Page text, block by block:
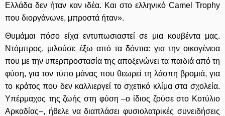
Ελλάδα δεν ήταν καν ιδέα. Και στο ελληνικό Camel Trophy
που διοργάνωνε, μπροστά ήταν».
Θυμάμαι πόσο είχα εντυπωσιαστεί σε μια κουβέντα μας.
Ντόμπρος, μιλούσε έξω από τα δόντια: για την οικογένεια
που με την υπερπροστασία της αποξενώνει τα παιδιά από τη
φύση, για τον τύπο μάνας που θεωρεί τη λάσπη βρομιά, για
το κράτος που δεν καλλιεργεί το σχετικό κλίμα στα σχολεία.
Υπέρμαχος της ζωής στη φύση –ο ίδιος ζούσε στο Κοτύλιο
Αρκαδίας–, ήθελε να διαπλάσει φυσιολατρικές συνειδήσεις